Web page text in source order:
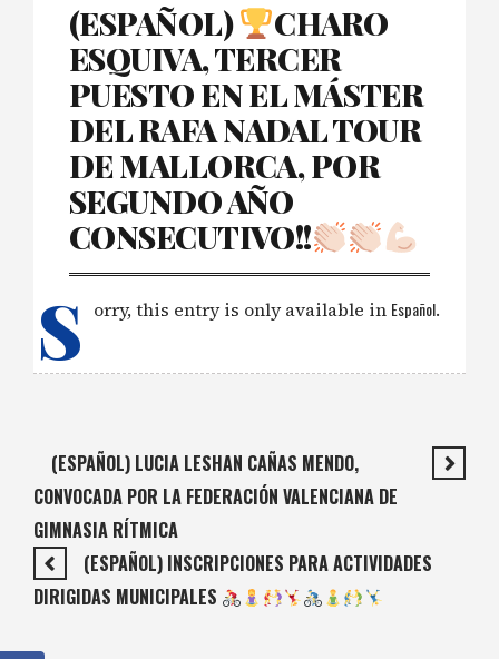
(ESPAÑOL)
CHARO
ESQUIVA, TERCER
PUESTO EN EL MÁSTER
DEL RAFA NADAL TOUR
DE MALLORCA, POR
SEGUNDO AÑO
CONSECUTIVO!!
S orry, this entry is only available in Español.
(ESPAÑOL) LUCIA LESHAN CAÑAS MENDO,
CONVOCADA POR LA FEDERACIÓN VALENCIANA DE
GIMNASIA RÍTMICA
(ESPAÑOL) INSCRIPCIONES PARA ACTIVIDADES
DIRIGIDAS MUNICIPALES